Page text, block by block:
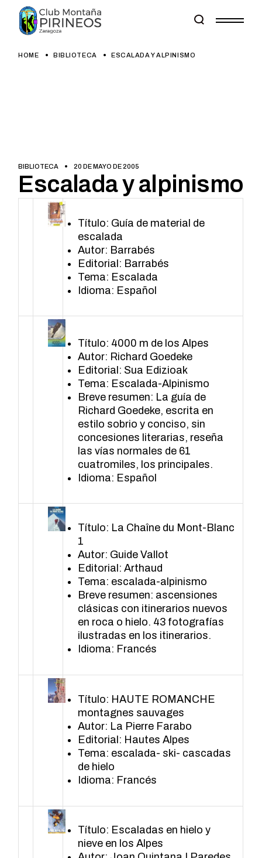
content
HOME BIBLIOTECA ESCALADA Y ALPINISMO
BIBLIOTECA 20 DE MAYO DE 2005
Escalada y alpinismo
Título: Guía de material de
escalada
Autor: Barrabés
Editorial: Barrabés
Tema: Escalada
Idioma: Español
Título: 4000 m de los Alpes
Autor: Richard Goedeke
Editorial: Sua Edizioak
Tema: Escalada-Alpinismo
Breve resumen: La guía de
Richard Goedeke, escrita en
estilo sobrio y conciso, sin
concesiones literarias, reseña
las vías normales de 61
cuatromiles, los principales.
Idioma: Español
Título: La Chaîne du Mont-Blanc
1
Autor: Guide Vallot
Editorial: Arthaud
Tema: escalada-alpinismo
Breve resumen: ascensiones
clásicas con itinerarios nuevos
en roca o hielo. 43 fotografías
ilustradas en los itinerarios.
Idioma: Francés
Título: HAUTE ROMANCHE
montagnes sauvages
Autor: La Pierre Farabo
Editorial: Hautes Alpes
Tema: escalada- ski- cascadas
de hielo
Idioma: Francés
Título: Escaladas en hielo y
nieve en los Alpes